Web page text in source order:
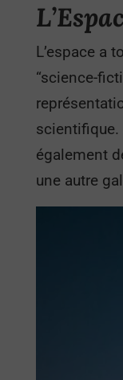
L’espace a
“science-
scientifique.
également
une autre